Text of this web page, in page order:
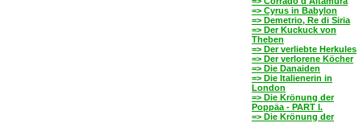
=> Cyrus in Babylon
=> Demetrio, Re di Siria
=> Der Kuckuck von
Theben
=> Der verliebte Herkules
=> Der verlorene Köcher
=> Die Danaiden
=> Die Italienerin in
London
=> Die Krönung der
Poppäa - PART I.
=> Die Krönung der